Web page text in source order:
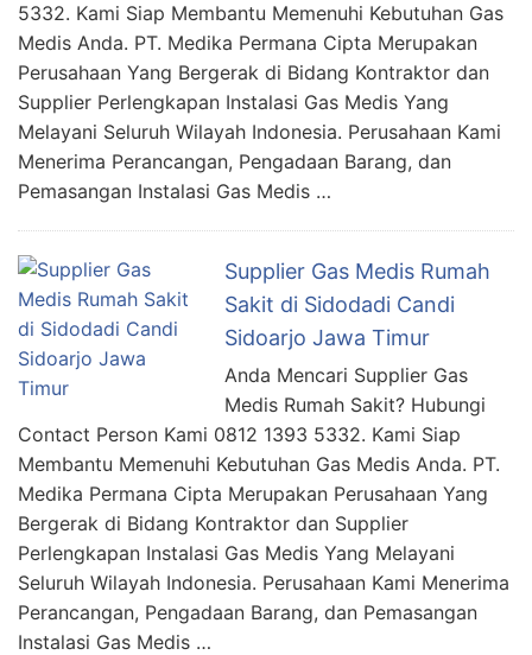
5332. Kami Siap Membantu Memenuhi Kebutuhan Gas
Medis Anda. PT. Medika Permana Cipta Merupakan
Perusahaan Yang Bergerak di Bidang Kontraktor dan
Supplier Perlengkapan Instalasi Gas Medis Yang
Melayani Seluruh Wilayah Indonesia. Perusahaan Kami
Menerima Perancangan, Pengadaan Barang, dan
Pemasangan Instalasi Gas Medis …
Supplier Gas Medis Rumah
Sakit di Sidodadi Candi
Sidoarjo Jawa Timur
Anda Mencari Supplier Gas
Medis Rumah Sakit? Hubungi
Contact Person Kami 0812 1393 5332. Kami Siap
Membantu Memenuhi Kebutuhan Gas Medis Anda. PT.
Medika Permana Cipta Merupakan Perusahaan Yang
Bergerak di Bidang Kontraktor dan Supplier
Perlengkapan Instalasi Gas Medis Yang Melayani
Seluruh Wilayah Indonesia. Perusahaan Kami Menerima
Perancangan, Pengadaan Barang, dan Pemasangan
Instalasi Gas Medis …